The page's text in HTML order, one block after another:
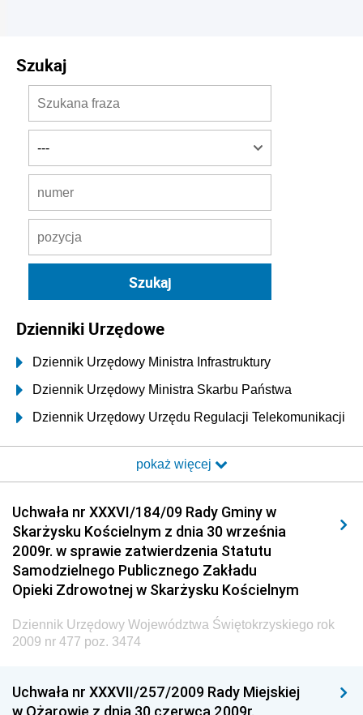
Szukaj
Dzienniki Urzędowe
Dziennik Urzędowy Ministra Infrastruktury
Dziennik Urzędowy Ministra Skarbu Państwa
Dziennik Urzędowy Urzędu Regulacji Telekomunikacji
Dziennik Urzędowy Ministra Transportu i Budownictwa
Elektronicznej
Dziennik Urzędowy Ministra Spraw Wewnętrznych i
Administracji
Dziennik Urzędowy Ministra Transportu
Dziennik Urzędowy Ministra Budownictwa
Dziennik Urzędowy Ministra Nauki i Szkolnictwa
Dziennik Urzędowy Głównego Urzędu Miar
pokaż więcej
Uchwała nr XXXVI/184/09 Rady Gminy w
Skarżysku Kościelnym z dnia 30 września
2009r. w sprawie zatwierdzenia Statutu
Samodzielnego Publicznego Zakładu
Opieki Zdrowotnej w Skarżysku Kościelnym
Dziennik Urzędowy Województwa Świętokrzyskiego rok
2009 nr 477 poz. 3474
Uchwała nr XXXVII/257/2009 Rady Miejskiej